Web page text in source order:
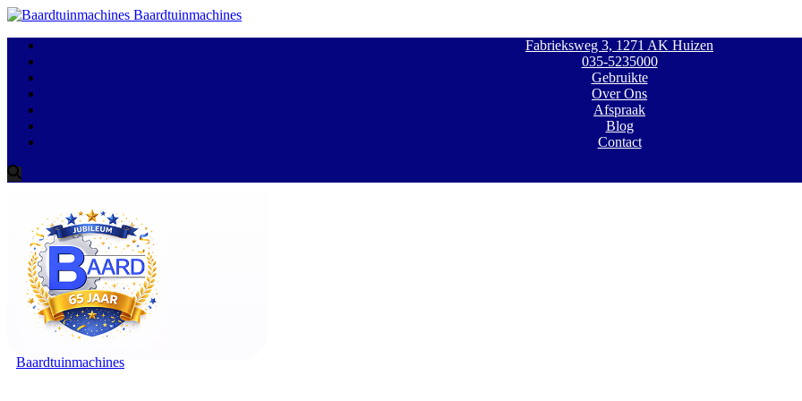
Baardtuinmachines
Fabrieksweg 3, 1271 AK Huizen
035-5235000
Gebruikte
Over Ons
Afspraak
Blog
Contact
Baardtuinmachines